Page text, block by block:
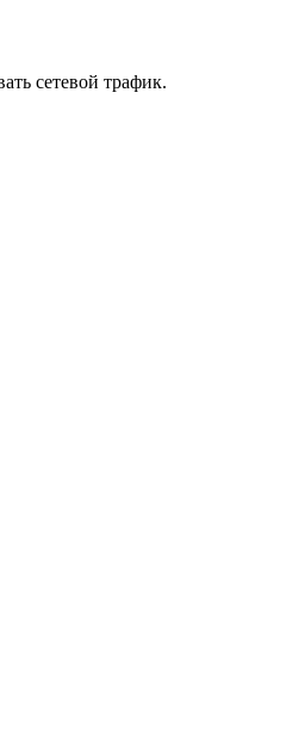
сетевой трафик.